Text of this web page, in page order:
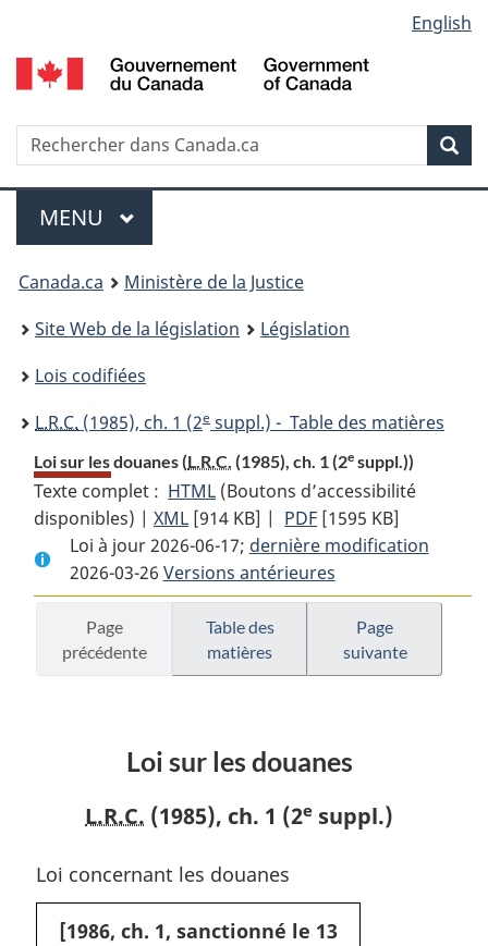
au
contenu
propos
de
la
HTML
simplifiée
selection
English
Recherche
Menu
MENU PRINCIPAL
You
are
here:
Canada.ca
Ministère de la Justice
Site Web de la législation
Législation
Lois codifiées
L.R.C. (1985), ch. 1 (2e suppl.) - Table des matières
Loi sur les douanes (L.R.C. (1985), ch. 1 (2e suppl.))
Texte complet : HTML Texte
complet
:
Loi
sur
les
douanes
(Boutons d’accessibilité
disponibles) |XML Texte
complet
:
Loi
sur
les
douanes
[914 KB] | PDF Texte
complet
:
Loi
douanes
[1595 KB]
Loi à jour 2026-06-17; dernière modification
2026-03-26 Versions antérieures
Page
précédente
Table des
matières
Page
suivante
Loi sur les douanes
L.R.C. (1985), ch. 1 (2e suppl.)
Loi concernant les douanes
[1986, ch. 1, sanctionné le 13